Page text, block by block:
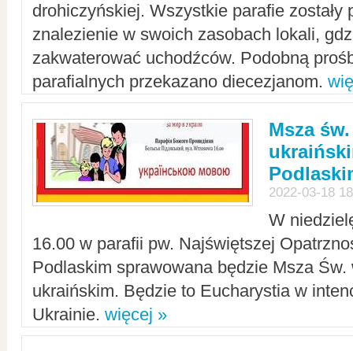
drohiczyńskiej. Wszystkie parafie zostały
znalezienie w swoich zasobach lokali,
zakwaterować uchodźców. Podobną
parafialnych przekazano diecezjanom.
Msza
2022-03-18
W
16.00 w parafii pw. Najświętszej
Podlaskim sprawowana będzie Msza Św.
ukraińskim. Będzie to Eucharystia w
Ukrainie. więcej »